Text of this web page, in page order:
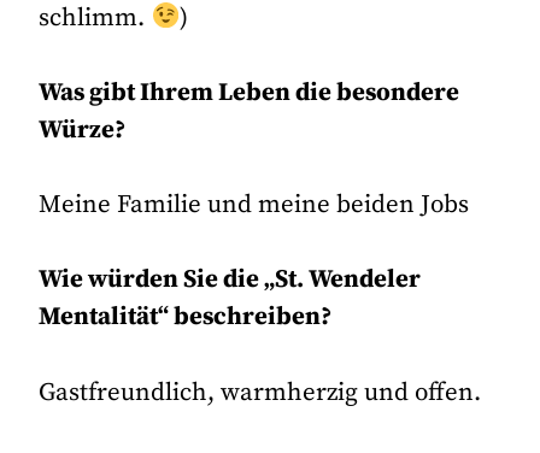
schlimm.
)
Was gibt Ihrem Leben die besondere
Würze?
Meine Familie und meine beiden Jobs
Wie würden Sie die „St. Wendeler
Mentalität“ beschreiben?
Gastfreundlich, warmherzig und offen.